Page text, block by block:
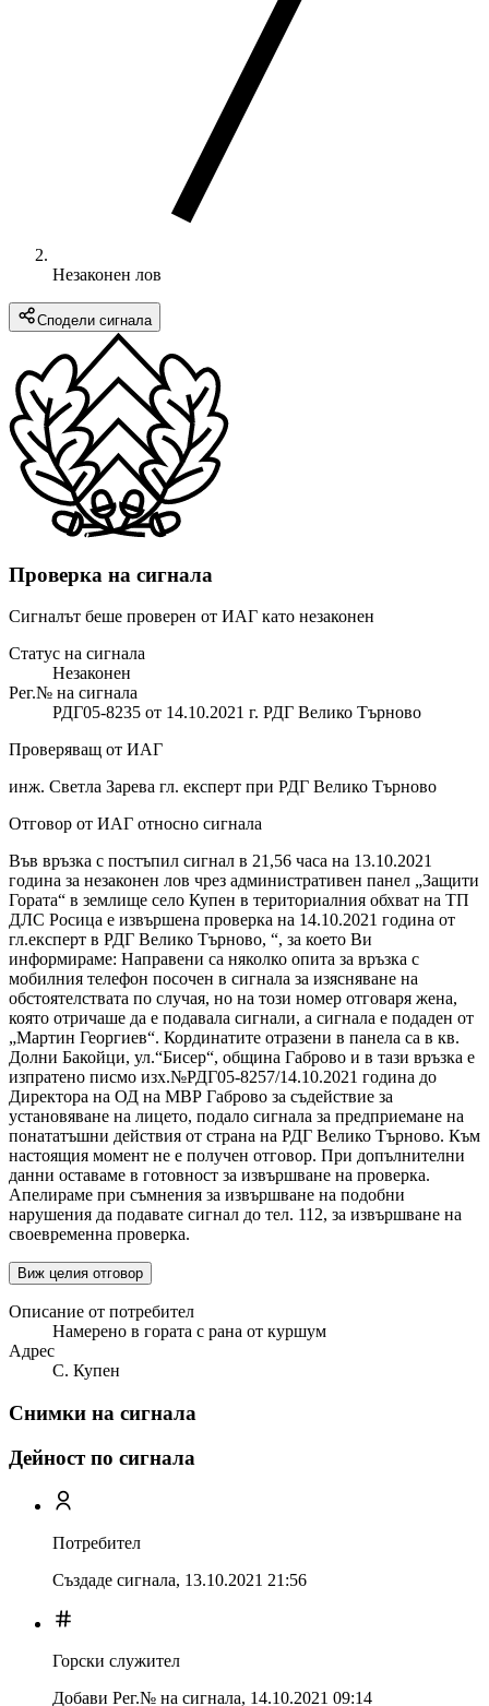
Незаконен лов
Сподели сигнала
Проверка на сигнала
Сигналът беше проверен от ИАГ като незаконен
Статус на сигнала
Незаконен
Рег.№ на сигнала
РДГ05-8235 от 14.10.2021 г. РДГ Велико Търново
Проверяващ от ИАГ
инж. Светла Зарева гл. експерт при РДГ Велико Търново
Отговор от ИАГ относно сигнала
Във връзка с постъпил сигнал в 21,56 часа на 13.10.2021
година за незаконен лов чрез административен панел „Защити
Гората“ в землище село Купен в териториалния обхват на ТП
ДЛС Росица е извършена проверка на 14.10.2021 година от
гл.експерт в РДГ Велико Търново, “, за което Ви
информираме: Направени са няколко опита за връзка с
мобилния телефон посочен в сигнала за изясняване на
обстоятелствата по случая, но на този номер отговаря жена,
която отричаше да е подавала сигнали, а сигнала е подаден от
„Мартин Георгиев“. Кординатите отразени в панела са в кв.
Долни Бакойци, ул.“Бисер“, община Габрово и в тази връзка е
изпратено писмо изх.№РДГ05-8257/14.10.2021 година до
Директора на ОД на МВР Габрово за съдействие за
установяване на лицето, подало сигнала за предприемане на
понататъшни действия от страна на РДГ Велико Търново. Към
настоящия момент не е получен отговор. При допълнителни
данни оставаме в готовност за извършване на проверка.
Апелираме при съмнения за извършване на подобни
нарушения да подавате сигнал до тел. 112, за извършване на
своевременна проверка.
Виж целия отговор
Описание от потребител
Намерено в гората с рана от куршум
Адрес
С. Купен
Снимки на сигнала
Дейност по сигнала
Потребител
Създаде сигнала, 13.10.2021 21:56
Горски служител
Добави Рег.№ на сигнала, 14.10.2021 09:14